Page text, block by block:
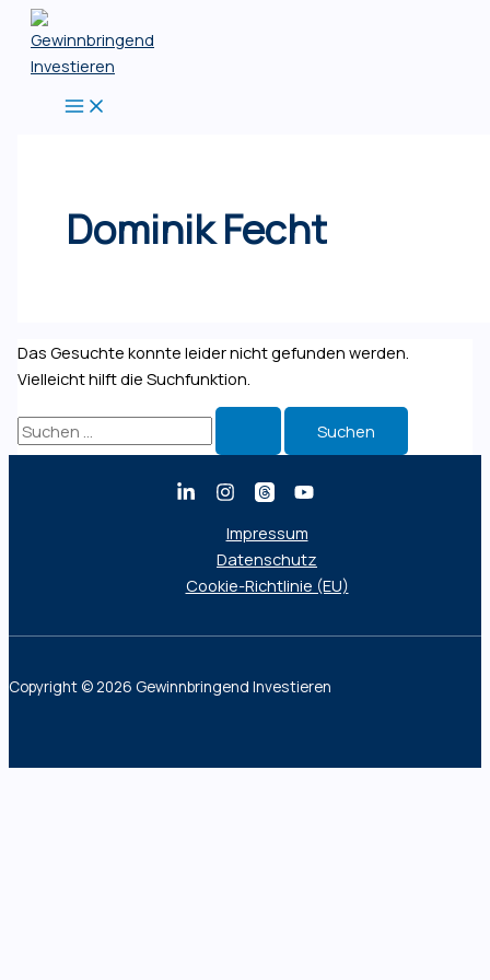
Zum
Inhalt
springen
Dominik Fecht
Das Gesuchte konnte leider nicht gefunden werden.
Vielleicht hilft die Suchfunktion.
Suchen
nach:
Impressum
Datenschutz
Cookie-Richtlinie (EU)
Copyright © 2026 Gewinnbringend Investieren